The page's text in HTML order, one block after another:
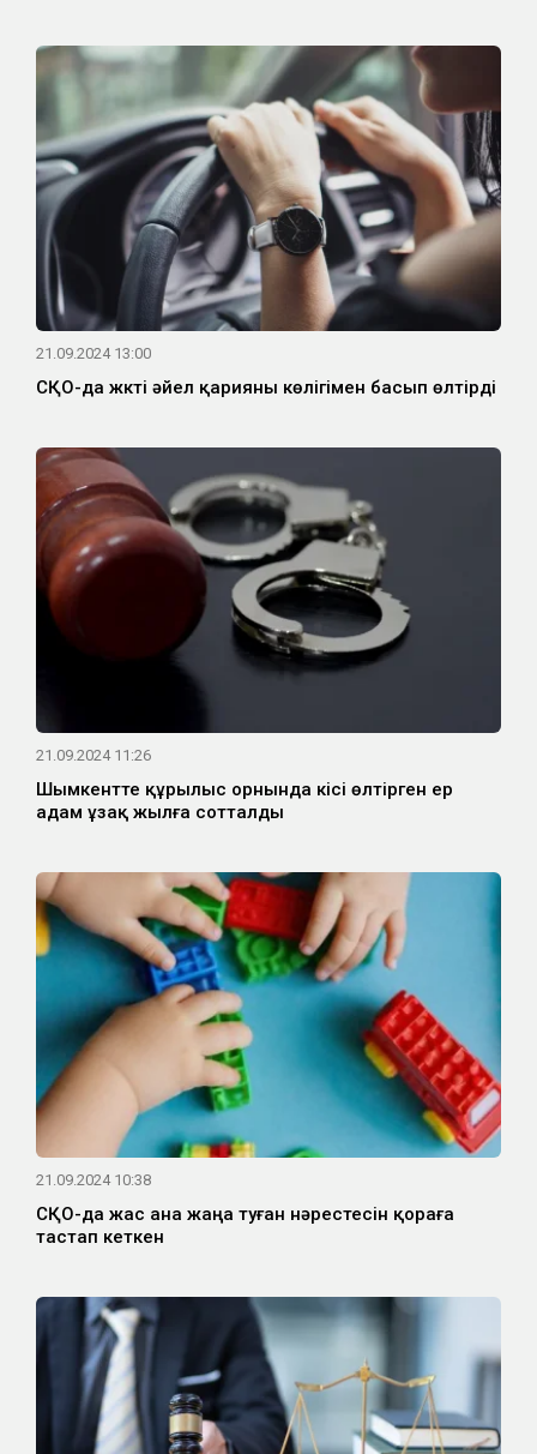
21.09.2024 13:00
СҚО-да жүкті әйел қарияны көлігімен басып өлтірді
21.09.2024 11:26
Шымкентте құрылыс орнында кісі өлтірген ер
адам ұзақ жылға сотталды
21.09.2024 10:38
СҚО-да жас ана жаңа туған нәрестесін қораға
тастап кеткен